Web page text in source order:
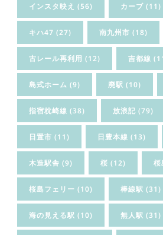
インスタ映え (56) カーブ (11)
キハ47 (27) 南九州市 (18)
古レール再利用 (12) 吉都線
島式ホーム (9) 廃駅 (10)
指宿枕崎線 (38) 放浪記 (79)
日置市 (11) 日豊本線 (13)
木造駅舎 (9) 桜 (12) 桜
桜島フェリー (10) 棒線駅 (31)
海の見える駅 (10) 無人駅 (31)